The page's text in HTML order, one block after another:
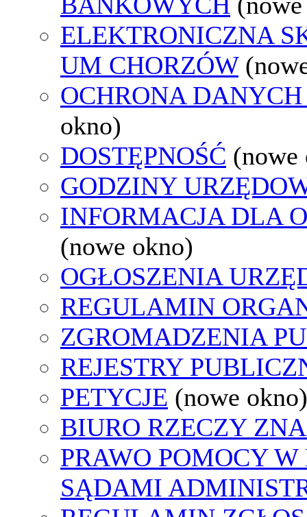
ELEKTRONICZNA
UM CHORZÓW
OCHRONA
okno)
DOSTĘPNOŚĆ (nowe
GODZINY
INFORMACJA DLA
(nowe okno)
OGŁOSZENIA
REGULAMIN
ZGROMADZENIA
REJESTRY
PETYCJE (nowe okno)
BIURO RZECZY
PRAWO POMOCY
SĄDAMI